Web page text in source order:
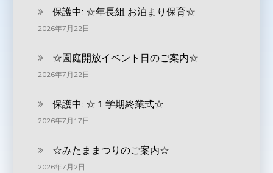
保護中: ‪☆年長組 お泊まり保育☆
2026年7月22日
☆園庭開放イベント日のご案内☆
2026年7月22日
保護中: ☆１学期終業式☆
2026年7月17日
☆みたままつりのご案内☆
2026年7月2日